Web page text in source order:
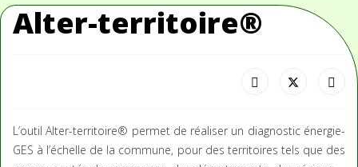
Alter-territoire®
L’outil Alter-territoire® permet de réaliser un diagnostic énergie-
GES à l’échelle de la commune, pour des territoires tels que des